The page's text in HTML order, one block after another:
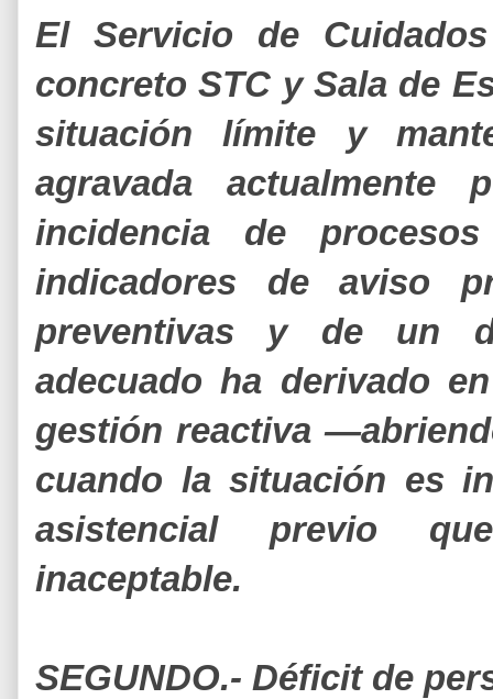
El Servicio de
concreto STC y Sala de
situación límite y
agravada
incidencia de
indicadores de aviso
preventivas y de un
adecuado ha derivado
gestión reactiva
cuando la situación es
asistencial previo
inaceptable.
SEGUNDO.- Déficit de